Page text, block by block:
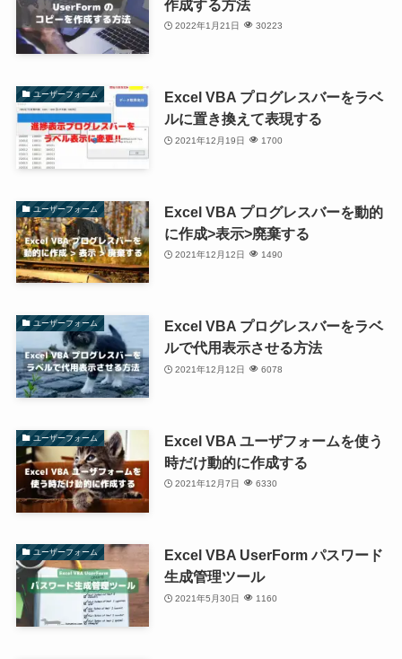
作成する方法
2022年1月21日 30223
ユーザーフォーム
Excel VBA プログレスバーをラベ
ルに置き換えて表現する
2021年12月19日 1700
ユーザーフォーム
Excel VBA プログレスバーを動的
に作成>表示>廃棄する
2021年12月12日 1490
ユーザーフォーム
Excel VBA プログレスバーをラベ
ルで代用表示させる方法
2021年12月12日 6078
ユーザーフォーム
Excel VBA ユーザフォームを使う
時だけ動的に作成する
2021年12月7日 6330
ユーザーフォーム
Excel VBA UserForm パスワード
生成管理ツール
2021年5月30日 1160